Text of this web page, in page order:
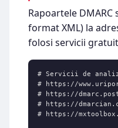
Rapoartele
format XML) la
folosi servicii
# Servicii de analiză
# https://
# https://
# https://
# https://